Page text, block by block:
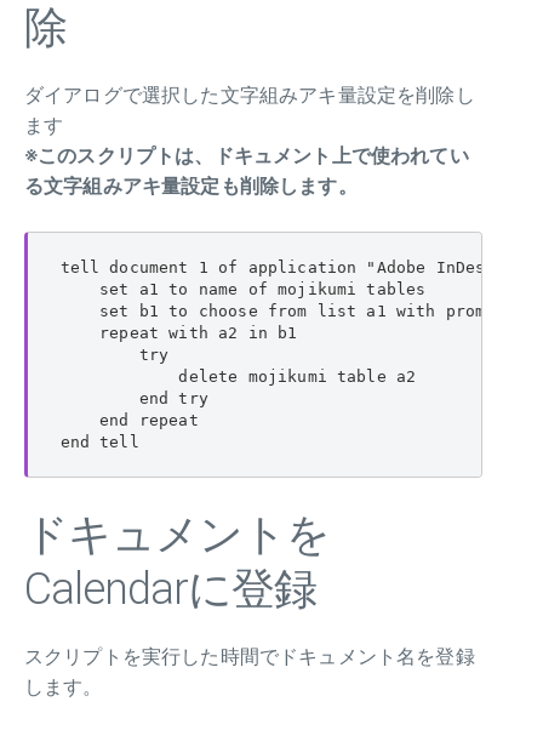
除
ダイアログで選択した文字組みアキ量設定を削除し
ます
※このスクリプトは、ドキュメント上で使われてい
る文字組みアキ量設定も削除します。
tell document 1 of application "Adobe InDesign
    set a1 to name of mojikumi tables
set b1 to choose from list a1 with prompt "削
    repeat with a2 in b1
        try
            delete mojikumi table a2
        end try
    end repeat
end tell
ドキュメントを
Calendarに登録
スクリプトを実行した時間でドキュメント名を登録
します。